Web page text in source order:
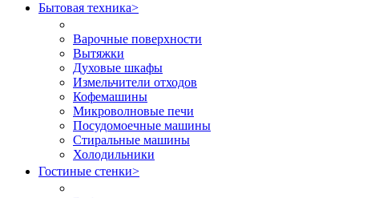
Бытовая техника>
Варочные поверхности
Вытяжки
Духовые шкафы
Измельчители отходов
Кофемашины
Микроволновые печи
Посудомоечные машины
Стиральные машины
Холодильники
Гостиные стенки>